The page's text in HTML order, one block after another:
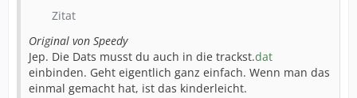
Zitat
Original von Speedy
Jep. Die Dats musst du auch in die trackst.dat
einbinden. Geht eigentlich ganz einfach. Wenn man das
einmal gemacht hat, ist das kinderleicht.